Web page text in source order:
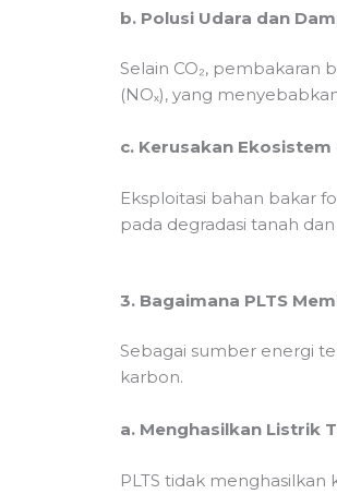
b. Polusi Udara dan
Selain CO₂, pembakaran
(NOₓ), yang
c. Kerusakan
Eksploitasi bahan bakar
pada degradasi tanah
3. Bagaimana PLTS
Sebagai sumber energi
karbon.
a. Menghasilkan Listrik
PLTS tidak